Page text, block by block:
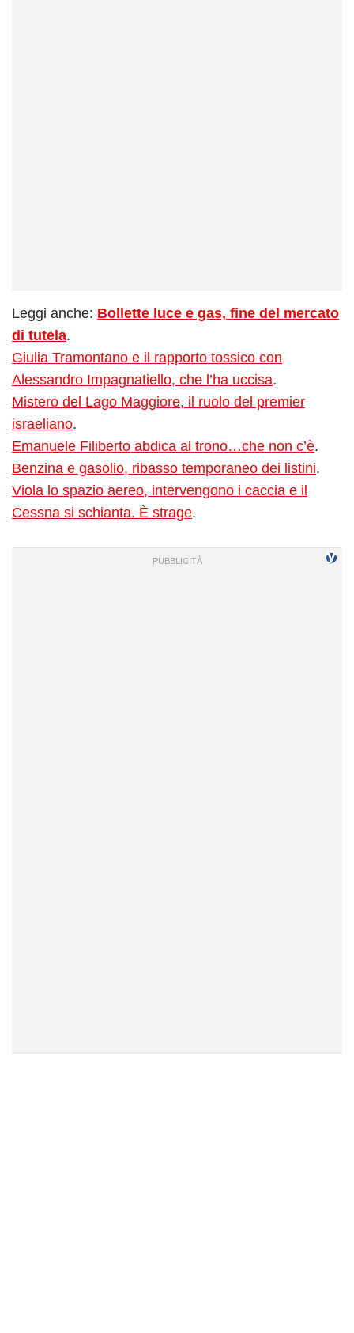
Leggi anche: Bollette luce e gas, fine del mercato
di tutela.
Giulia Tramontano e il rapporto tossico con
Alessandro Impagnatiello, che l’ha uccisa.
Mistero del Lago Maggiore, il ruolo del premier
israeliano.
Emanuele Filiberto abdica al trono…che non c’è.
Benzina e gasolio, ribasso temporaneo dei listini.
Viola lo spazio aereo, intervengono i caccia e il
Cessna si schianta. È strage.